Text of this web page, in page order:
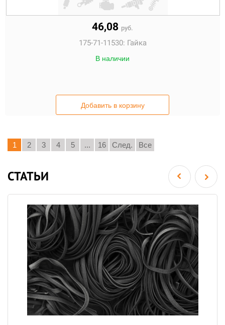
46,08 руб.
175-71-11530: Гайка
В наличии
Добавить в корзину
1 2 3 4 5 ... 16 След. Все
СТАТЬИ